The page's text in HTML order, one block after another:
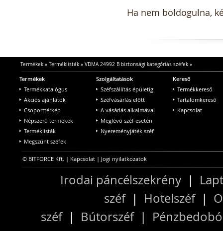
Ha nem boldogulna,
Termékek» Terméklisták» VDMA 24992 B biztonsági kategóriás széfek»
Termékek
Termékkatalógus
Akciós ajánlatok
Csoporttérkép
Népszerű termékek
Terméklisták
Megszűnt széfek
Szolgáltatások
Széfszállítás épületig
Széfvásárlás előtt
A vásárlás alkalmával
Meglévő széf esetén
Nyereményjáték széf
Kereső
Termékkereső
Tartalomkereső
Kapcsolat
© BITFORCE Kft. | Kapcsolat | Jogi nyilatkozatok
Irodai páncélszekrény |
széf| Hotelszéf|
széf| Bútorszéf|